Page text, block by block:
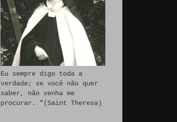
Eu sempre digo toda a
verdade; se você não quer
saber, não venha me
procurar. ”(Saint Theresa)